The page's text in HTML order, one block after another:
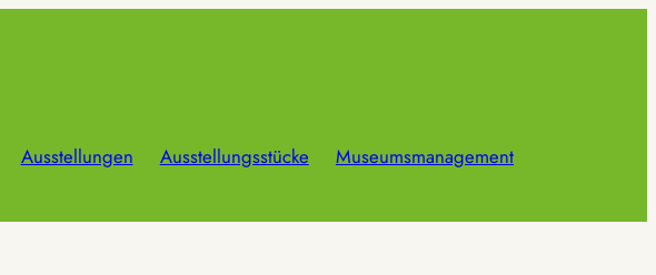
Ausstellungen Ausstellungsstücke
Museumsmanagement